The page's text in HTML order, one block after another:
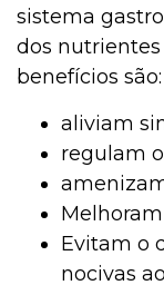
sistema
dos
benefícios são:
aliviam
regulam
Evitam o
nocivas